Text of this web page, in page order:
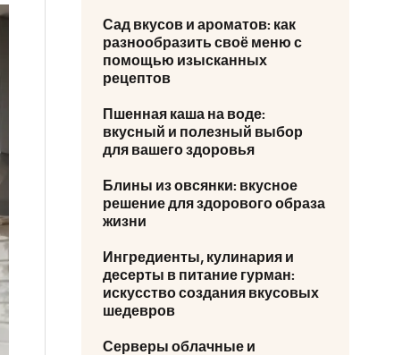
Сад вкусов и ароматов: как
разнообразить своё меню с
помощью изысканных
рецептов
Пшенная каша на воде:
вкусный и полезный выбор
для вашего здоровья
Блины из овсянки: вкусное
решение для здорового образа
жизни
Ингредиенты, кулинария и
десерты в питание гурман:
искусство создания вкусовых
шедевров
Серверы облачные и